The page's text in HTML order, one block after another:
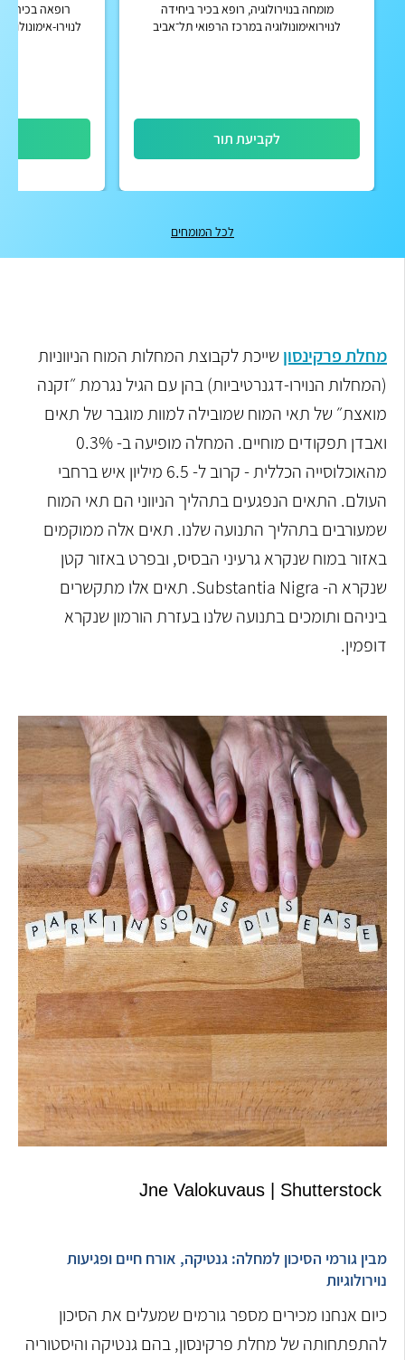
מומחה בנוירולוגיה, רופא בכיר ביחידה
לנוירואימונולוגיה במרכז הרפואי תל־אביב
לקביעת תור
רופאה בכירה |
לנוירו-
לכל המומחים
מחלת פרקינסון שייכת לקבוצת המחלות המוח הניווניות
(המחלות הנוירו-דגנרטיביות) בהן עם הגיל נגרמת ״זקנה
מואצת״ של תאי המוח שמובילה למוות מוגבר של תאים
ואבדן תפקודים מוחיים. המחלה מופיעה ב- 0.3%
מהאוכלוסייה הכללית - קרוב ל- 6.5 מיליון איש ברחבי
העולם. התאים הנפגעים בתהליך הניווני הם תאי המוח
שמעורבים בתהליך התנועה שלנו. תאים אלה ממוקמים
באזור במוח שנקרא גרעיני הבסיס, ובפרט באזור קטן
שנקרא ה- Substantia Nigra. תאים אלו מתקשרים
ביניהם ותומכים בתנועה שלנו בעזרת הורמון שנקרא
דופמין.
מבין גורמי הסיכון למחלה: גנטיקה, אורח חיים ופגיעות
נוירולוגיות
כיום אנחנו מכירים מספר גורמים שמעלים את הסיכון
להתפתחותה של מחלת פרקינסון, בהם גנטיקה והיסטוריה